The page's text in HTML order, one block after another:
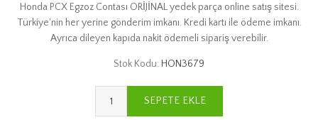
Honda PCX Egzoz Contası ORİJİNAL yedek parça online satış sitesi.
Türkiye'nin her yerine gönderim imkanı. Kredi kartı ile ödeme imkanı.
Ayrıca dileyen kapıda nakit ödemeli sipariş verebilir.
Stok Kodu: HON3679
SEPETE EKLE